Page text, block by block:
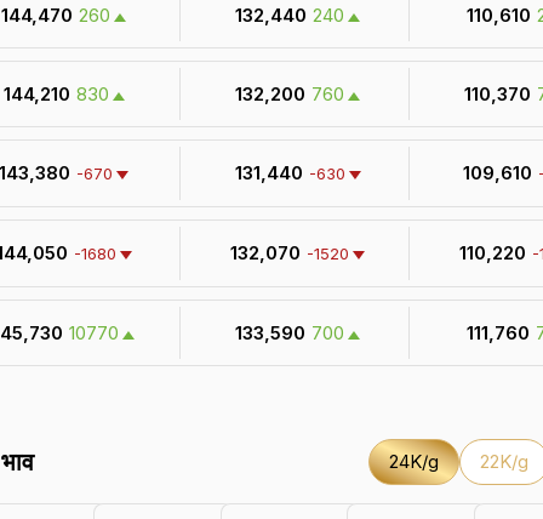
144,470 260 ₹ 132,440 240 ₹ 110,610
144,210 830 ₹ 132,200 760 ₹ 110,370
143,380 -670 ₹ 131,440 -630 ₹ 109,610
144,050 -1680 ₹ 132,070 -1520 ₹ 110,220 -
10770 ₹ 133,590 700 ₹ 111,760
24K/g 22K/g